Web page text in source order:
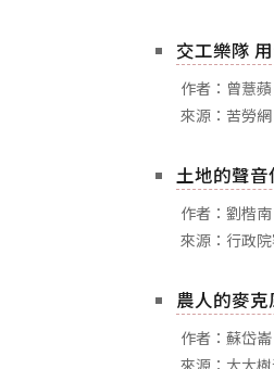
交工樂隊
作者：曾薏蘋
來源：苦勞網
土地的聲
作者：劉楷南
來源：行政
農人的麥
作者：蘇岱崙